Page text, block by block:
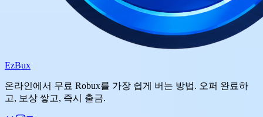
EzBux
온라인에서 무료 Robux를 가장 쉽게 버는 방법. 오퍼 완료하
고, 보상 쌓고, 즉시 출금.